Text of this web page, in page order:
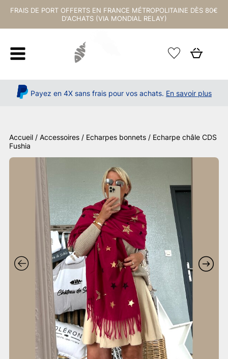
FRAIS DE PORT OFFERTS EN FRANCE MÉTROPOLITAINE DÈS 80€
D'ACHATS (VIA MONDIAL RELAY)
Payez en 4X sans frais pour vos achats. En savoir plus
Accueil / Accessoires / Echarpes bonnets / Echarpe châle CDS
Fushia